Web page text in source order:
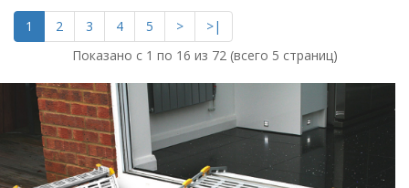
1 2 3 4 5 >
>|
Показано с 1 по 16 из 72 (всего 5 страниц)